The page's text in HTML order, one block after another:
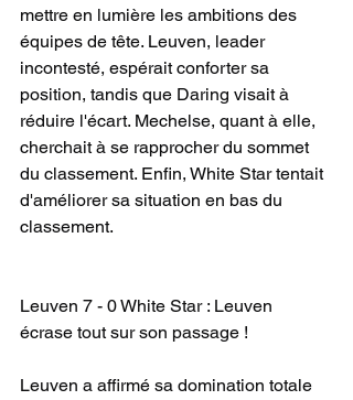
mettre en lumière les ambitions des
équipes de tête. Leuven, leader
incontesté, espérait conforter sa
position, tandis que Daring visait à
réduire l'écart. Mechelse, quant à elle,
cherchait à se rapprocher du sommet
du classement. Enfin, White Star tentait
d'améliorer sa situation en bas du
classement.
Leuven 7 - 0 White Star : Leuven
écrase tout sur son passage !
Leuven a affirmé sa domination totale